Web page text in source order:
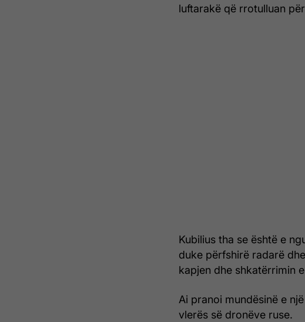
luftarakë që rrotulluan
Kubilius tha se është e
duke përfshirë radarë
kapjen dhe shkatërrimin
Ai pranoi mundësinë e
vlerës së dronëve ruse.